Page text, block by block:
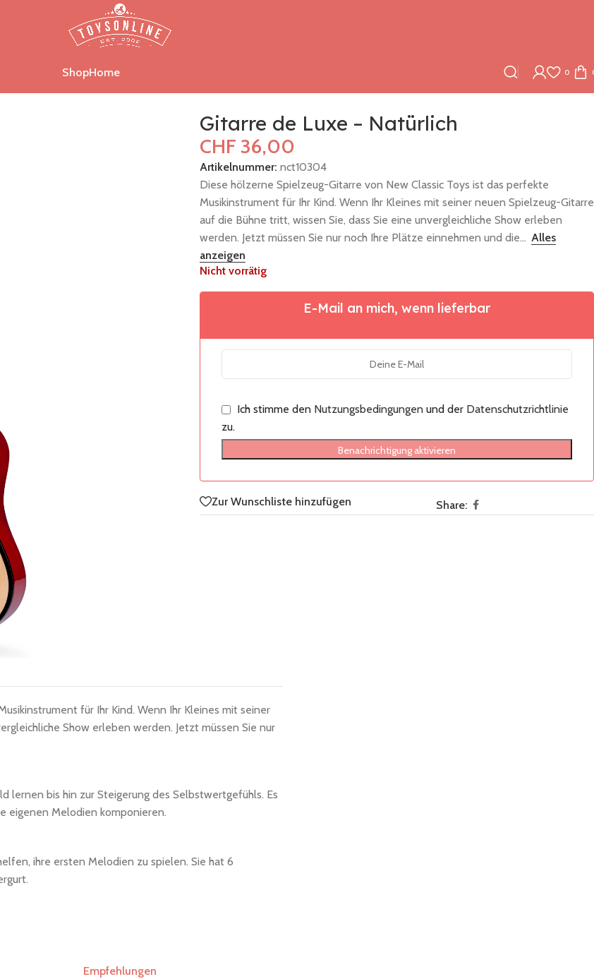
ShopHome 0
Gitarre de Luxe – Natürlich
CHF 36,00
Artikelnummer: nct10304
Diese hölzerne Spielzeug-Gitarre von New Classic Toys ist das perfekte
Musikinstrument für Ihr Kind. Wenn Ihr Kleines mit seiner neuen Spielzeug-Gitarre
auf die Bühne tritt, wissen Sie, dass Sie eine unvergleichliche Show erleben
werden. Jetzt müssen Sie nur noch Ihre Plätze einnehmen und die... Alles
anzeigen
Nicht vorrätig
E-Mail an mich, wenn lieferbar
Ich stimme den Nutzungsbedingungenund der Datenschutzrichtlinie
zu.
Benachrichtigung aktivieren
Zur Wunschliste hinzufügen Share:
für Ihr Kind. Wenn Ihr Kleines mit seiner
Show erleben werden. Jetzt müssen Sie nur
lernen bis hin zur Steigerung des Selbstwertgefühls. Es
eigenen Melodien komponieren.
ihre ersten Melodien zu spielen. Sie hat 6
Empfehlungen